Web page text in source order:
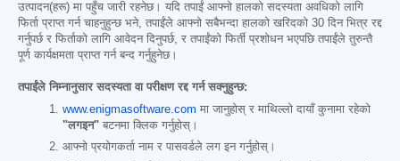
उत्पादन(हरू) मा पहुँच जारी रहनेछ। यदि तपाईं आफ्नो हालको सदस्यता अवधिको लागि
फिर्ता प्राप्त गर्न चाहनुहुन्छ भने, तपाईंले आफ्नो सबैभन्दा हालको खरिदको 30 दिन भित्र रद्द
गर्नुपर्छ र फिर्ताको लागि आवेदन दिनुपर्छ, र तपाईंको फिर्ती प्रशोधन भएपछि तपाईंले तुरुन्तै
पूर्ण कार्यक्षमता प्राप्त गर्न बन्द गर्नुहुनेछ।
तपाईंले निम्नानुसार सदस्यता वा परीक्षण रद्द गर्न सक्नुहुन्छ:
www.enigmasoftware.com मा जानुहोस् र माथिल्लो दायाँ कुनामा रहेको
"लगइन" बटनमा क्लिक गर्नुहोस्।
आफ्नो प्रयोगकर्ता नाम र पासवर्डले लग इन गर्नुहोस्।